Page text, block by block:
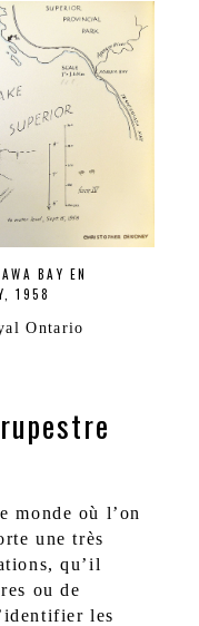
BAY EN
1958
Ontario
monde où l’on
une très
qu’il
ou de
les